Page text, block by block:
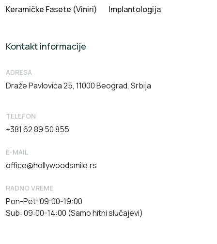
Keramičke Fasete (Viniri) Implantologija
Kontakt informacije
ADRESA
Draže Pavlovića 25, 11000 Beograd, Srbija
TELEFON
+381 62 89 50 855
E-MAIL
office@hollywoodsmile.rs
RADNO VREME
Pon-Pet: 09:00-19:00
Sub: 09:00-14:00 (Samo hitni slučajevi)